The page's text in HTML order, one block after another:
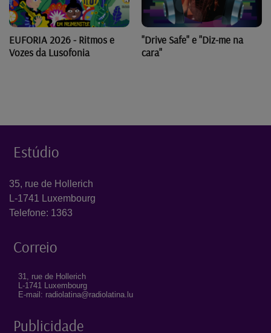
EUFORIA 2026 - Ritmos e
Vozes da Lusofonia
"Drive Safe" e "Diz-me na
cara"
Estúdio
35, rue de Hollerich
L-1741 Luxembourg
Telefone: 1363
Correio
31, rue de Hollerich
L-1741 Luxembourg
E-mail: radiolatina@radiolatina.lu
Publicidade